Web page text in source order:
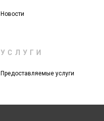
Новости
УСЛУГИ
Предоставляемые услуги